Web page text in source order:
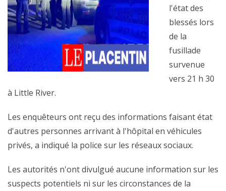
l'état des
blessés lors
de la
fusillade
survenue
vers 21 h 30
à Little River.
Les enquêteurs ont reçu des informations faisant état
d'autres personnes arrivant à l'hôpital en véhicules
privés, a indiqué la police sur les réseaux sociaux.
Les autorités n'ont divulgué aucune information sur les
suspects potentiels ni sur les circonstances de la